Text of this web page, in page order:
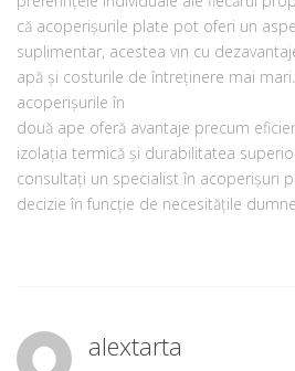
că acoperișurile plate pot oferi un
suplimentar, acestea vin cu
apă și costurile de întreținere mai
acoperișurile în
două ape oferă avantaje precum
izolația termică și durabilitatea
consultați un specialist în acoperișuri
decizie în funcție de necesitățile
alextarta